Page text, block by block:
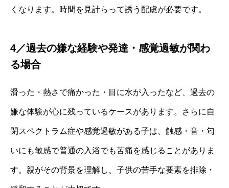
くなります。時間を見計らって誘う配慮が必要です。
4／過去の嫌な経験や発達・感覚過敏が関わ
る場合
滑った・熱さで痛かった・目に水が入ったなど、過去の
嫌な体験が心に残っているケースがあります。さらに自
閉スペクトラム症や感覚過敏がある子は、触感・音・匂
いにも敏感で普通の入浴でも苦痛を感じることがありま
す。親がその背景を理解し、子供の苦手な要素を排除・